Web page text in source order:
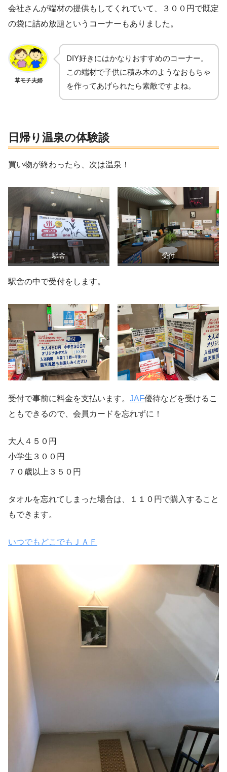
会社さんが端材の提供もしてくれていて、３００円で既定
の袋に詰め放題というコーナーもありました。
草モチ夫婦
DIY好きにはかなりおすすめのコーナー。
この端材で子供に積み木のようなおもちゃ
を作ってあげられたら素敵ですよね。
日帰り温泉の体験談
買い物が終わったら、次は温泉！
駅舎 受付
駅舎の中で受付をします。
受付で事前に料金を支払います。 JAF優待などを受けるこ
ともできるので、会員カードを忘れずに！
大人４５０円
小学生３００円
７０歳以上３５０円
タオルを忘れてしまった場合は、１１０円で購入すること
もできます。
いつでもどこでもＪＡＦ